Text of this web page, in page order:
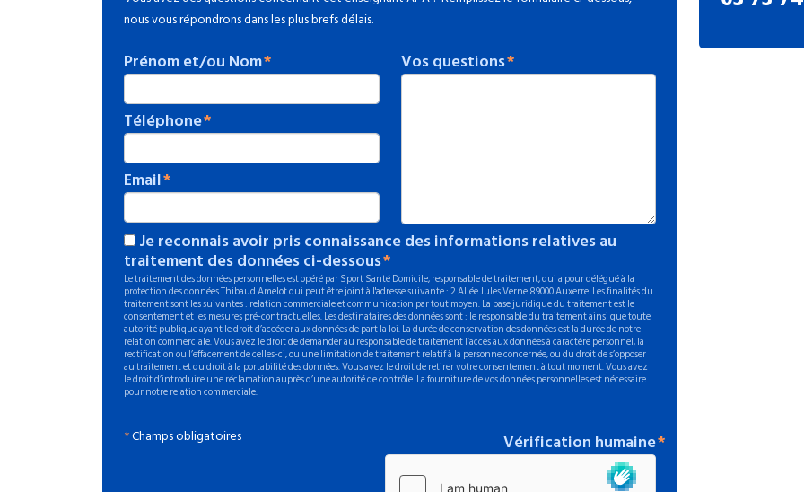
nous vous répondrons dans les plus brefs délais.
Prénom et/ou Nom
Téléphone
Email
Vos questions
Je reconnais avoir pris connaissance des informations relatives au
traitement des données ci-dessous
Le traitement des données personnelles est opéré par Sport Santé Domicile, responsable de traitement, qui a pour délégué à la
protection des données Thibaud Amelot qui peut être joint à l'adresse suivante : 2 Allée Jules Verne 89000 Auxerre. Les finalités du
traitement sont les suivantes : relation commerciale et communication par tout moyen. La base juridique du traitement est le
consentement et les mesures pré-contractuelles. Les destinataires des données sont : le responsable du traitement ainsi que toute
autorité publique ayant le droit d’accéder aux données de part la loi. La durée de conservation des données est la durée de notre
relation commerciale. Vous avez le droit de demander au responsable de traitement l’accès aux données à caractère personnel, la
rectification ou l’effacement de celles-ci, ou une limitation de traitement relatif à la personne concernée, ou du droit de s’opposer
au traitement et du droit à la portabilité des données. Vous avez le droit de retirer votre consentement à tout moment. Vous avez
le droit d’introduire une réclamation auprès d’une autorité de contrôle. La fourniture de vos données personnelles est nécessaire
pour notre relation commerciale.
*Champs obligatoires Vérification humaine